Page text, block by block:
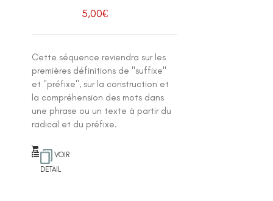
5,00€
Cette séquence reviendra sur les
premières définitions de "suffixe"
et "préfixe", sur la construction et
la compréhension des mots dans
une phrase ou un texte à partir du
radical et du préfixe.
VOIR
DETAIL